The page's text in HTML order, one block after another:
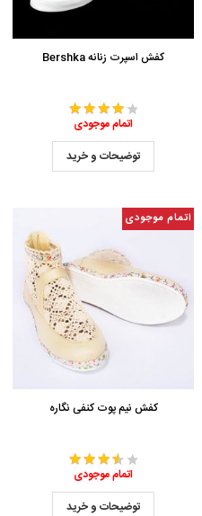
کفش اسپرت زنانه Bershka
اتمام موجودی
توضیحات و خرید
اتمام موجودی
کفش نیم پوت کنفی نگاره
اتمام موجودی
توضیحات و خرید